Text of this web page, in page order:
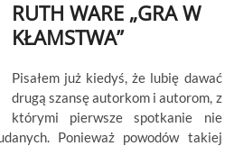
RUTH WARE „GRA W
KŁAMSTWA”
Pisałem już kiedyś, że lubię dawać
drugą szansę autorkom i autorom, z
którymi pierwsze spotkanie nie
Ponieważ powodów takiej